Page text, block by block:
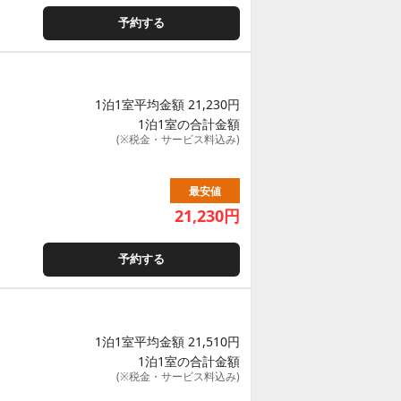
予約する
1泊1室平均金額 21,230円
1泊1室の合計金額
(※税金・サービス料込み)
最安値
21,230円
予約する
1泊1室平均金額 21,510円
1泊1室の合計金額
(※税金・サービス料込み)